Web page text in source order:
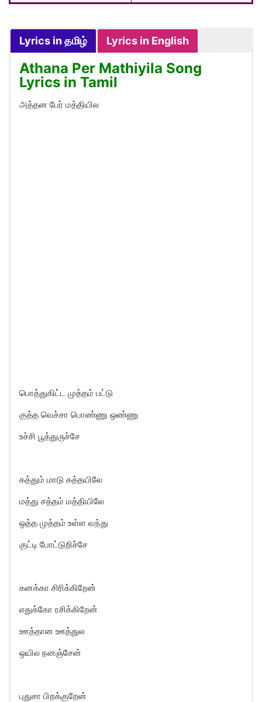
Lyrics in தமிழ் Lyrics in English
Athana Per Mathiyila Song
Lyrics in Tamil
அத்தன பேர் மத்தியில
பொத்துகிட்ட முத்தம் பட்டு
குத்த வெச்சா பொண்ணு ஒண்ணு
உச்சி பூத்துருச்சே
கத்தும் மாடு கத்தயிலே
மத்து சத்தம் மத்தியிலே
ஒத்த முத்தம் உள்ள வந்து
குட்டி போட்டுறிச்சே
கனக்கா சிரிக்கிறேன்
எதுக்கோ ரசிக்கிறேன்
ஊத்தான ஊத்துல
ஒயில நனஞ்சேன்
புதுசா பிறக்குறேன்